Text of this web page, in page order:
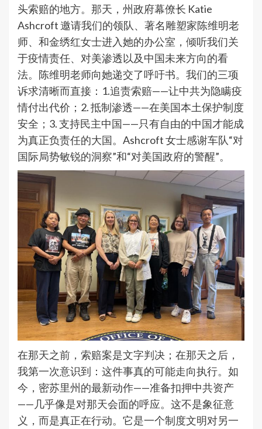
头索赔的地方。那天，州政府幕僚长 Katie
Ashcroft 邀请我们的领队、著名雕塑家陈维明老
师、和金绣红女士进入她的办公室，倾听我们关
于疫情责任、对美渗透以及中国未来方向的看
法。陈维明老师向她递交了呼吁书。我们的三项
诉求清晰而直接：1.追责索赔——让中共为隐瞒疫
情付出代价；2. 抵制渗透——在美国本土保护制度
安全；3. 支持民主中国——只有自由的中国才能成
为真正负责任的大国。Ashcroft 女士感谢车队“对
国际局势敏锐的洞察”和“对美国政府的警醒”。
在那天之前，索赔案是文字判决；在那天之后，
我第一次意识到：这件事真的可能走向执行。如
今，密苏里州的最新动作——准备扣押中共资产
——几乎像是对那天会面的呼应。这不是象征意
义，而是真正在行动。它是一个制度文明对另一